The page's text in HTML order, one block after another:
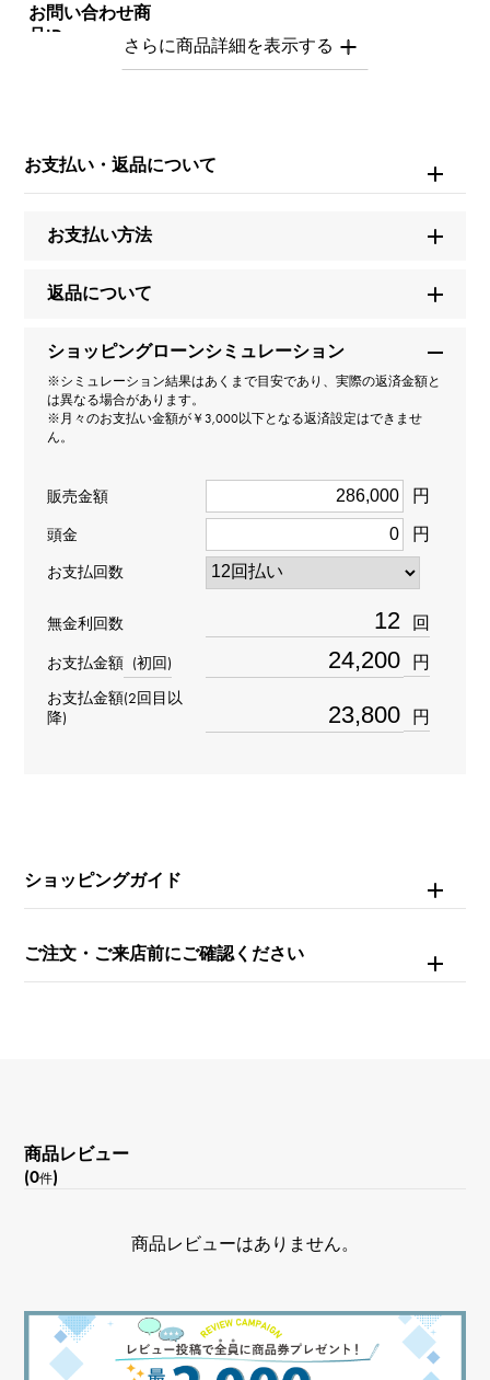
お問い合わせ商
品ID
Y.ALPHA.12.9.Q.S
アルファ 【受注生産品】 イニシャルペンダントトップ
【Q】Sサイズ【正規品】
ブランド名
ユキザキ
モデル名
アルファ
型番
Y.ALPHA.12.9.Q.S
タイプ
男女兼用
種類
＞アルファベット × ペンヘッド
イニシャル＞イニシャル × ペンヘッド
モチーフサイズ
お支払い・返品について
お支払い方法
返品について
ショッピングローンシミュレーション
※シミュレーション結果はあくまで目安であり、実際の返済金額と
は異なる場合があります。
※月々のお支払い金額が￥3,000以下となる返済設定はできませ
ん。
販売金額 円
頭金 円
お支払回数
無金利回数 回
お支払金額 (初回) 円
お支払金額(2回目以
降)
円
ショッピングガイド
ご注文・ご来店前にご確認ください
商品レビュー
(0件)
商品レビューはありません。